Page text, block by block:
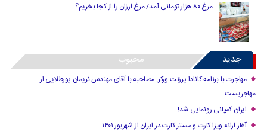
مرغ ۸۰ هزار تومانی آمد/ مرغ ارزان را از کجا بخریم؟
جدید محبوب
مهاجرت با برنامه کانادا پرزنت ورکر: مصاحبه با آقای مهندس نریمان پورطلایی از
مهاجریست
ایران کمپانی رونمایی شد!
آغاز ارائه ویزا کارت و مستر کارت در ایران از شهریور ۱۴۰۱